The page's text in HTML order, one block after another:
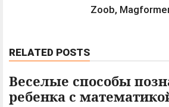
Zoob,
RELATED POSTS
Веселые способы
ребенка с